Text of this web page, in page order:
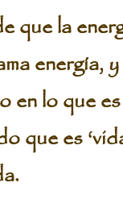
que la
energía,
lo que
que es